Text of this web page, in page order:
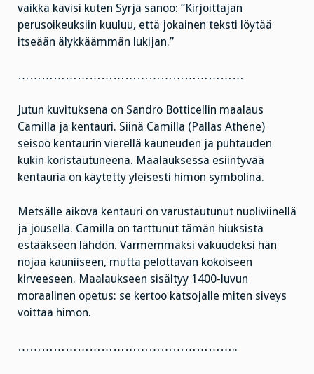
vaikka kävisi kuten Syrjä sanoo: ”Kirjoittajan
perusoikeuksiin kuuluu, että jokainen teksti löytää
itseään älykkäämmän lukijan.”
…………………………………………………
Jutun kuvituksena on Sandro Botticellin maalaus
Camilla ja kentauri. Siinä Camilla (Pallas Athene)
seisoo kentaurin vierellä kauneuden ja puhtauden
kukin koristautuneena. Maalauksessa esiintyvää
kentauria on käytetty yleisesti himon symbolina.
Metsälle aikova kentauri on varustautunut nuoliviinellä
ja jousella. Camilla on tarttunut tämän hiuksista
estääkseen lähdön. Varmemmaksi vakuudeksi hän
nojaa kauniiseen, mutta pelottavan kokoiseen
kirveeseen. Maalaukseen sisältyy 1400-luvun
moraalinen opetus: se kertoo katsojalle miten siveys
voittaa himon.
………………………………………………..